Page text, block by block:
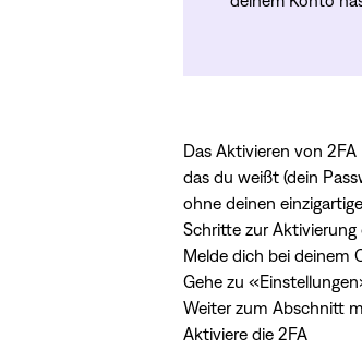
Das Aktivieren von
das du weißt (dein
ohne deinen
Schritte zur Aktivierung
Melde dich bei deinem
Gehe zu
Weiter zum Abschnitt
Aktiviere die 2FA